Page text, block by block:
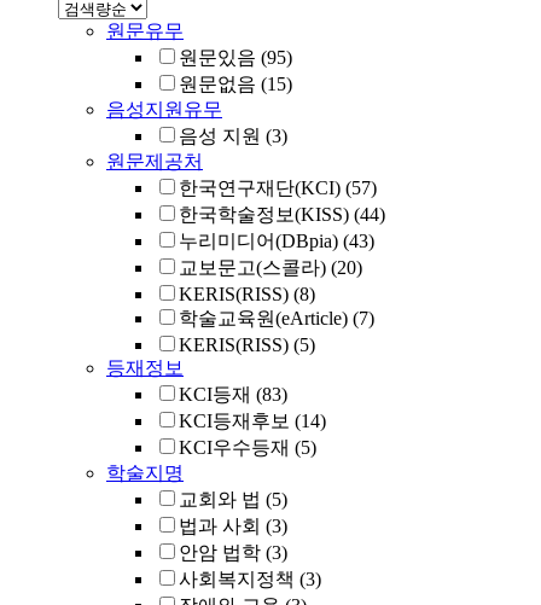
원문유무
원문있음 (95)
원문없음 (15)
음성지원유무
음성 지원 (3)
원문제공처
한국연구재단(KCI) (57)
한국학술정보(KISS) (44)
누리미디어(DBpia) (43)
교보문고(스콜라) (20)
KERIS(RISS) (8)
학술교육원(eArticle) (7)
KERIS(RISS) (5)
등재정보
KCI등재 (83)
KCI등재후보 (14)
KCI우수등재 (5)
학술지명
교회와 법 (5)
법과 사회 (3)
안암 법학 (3)
사회복지정책 (3)